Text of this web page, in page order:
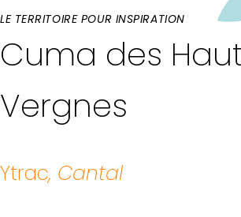
LE TERRITOIRE POUR INSPIRATION
Cuma des
Vergnes
Ytrac, Cantal